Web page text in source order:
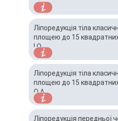
Ліпоредукція тіла
площею до 15
І.О.
Ліпоредукція тіла
площею до 15
О.А.
Ліпоредукція передньої